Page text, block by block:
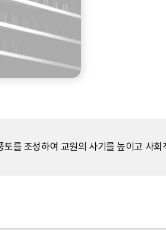
를 조성하여 교원의 사기를 높이고 사